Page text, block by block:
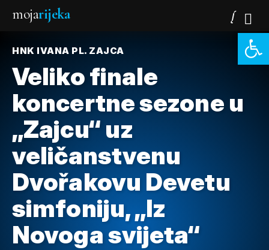
mojarijeka
HNK IVANA PL. ZAJCA
Veliko finale
koncertne sezone u
„Zajcu“ uz
veličanstvenu
Dvořakovu Devetu
simfoniju, „Iz
Novoga svijeta“